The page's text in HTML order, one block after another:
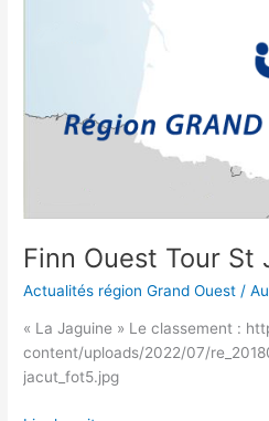
Finn Ouest Tour St
Actualités région Grand Ouest /
« La Jaguine » Le classement :
content/uploads/2022/07/
jacut_fot5.jpg